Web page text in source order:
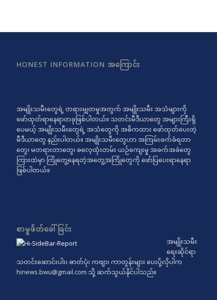
HONEST INFORMATION အကြောင်း
အမျိုးသမီးတွေရဲ့ တရားမျှတမှုအတွက် အမျိုးသမီး အသံများကို
ဖော်ထုတ်ရာနေရာတခုဖြစ်ပါတယ်။ သတင်းမီဒီယာတွေ အများကြီးရှိ
ပေမယ့် အမျိုးသမီးတွေရဲ့ အသံတွေကို အဓိကထား ဖော်ထုတ်ပေးတဲ့
မီဒီယာတွေ နည်းပါတယ်။ အမျိုးသမီးတွေဟာ အကြမ်းဖက်ခံရတာ
တွေ၊ မတရားတာတွေ၊ ဓလေ့ထုံးတမ်း ယဉ်ကျေးမှု အခက်အခဲတွေ
ကြားထဲမှာ ကြုံတွေ့နေရတဲ့အတွေ့အကြုံတွေကို ဖော်ပြပေးရာနေရာ
ဖြစ်ပါတယ်။
စာမူဖိတ်ခေါ်ခြင်း
အမျိုးသမီး
ရေးဆိုင်ရာ
သတင်းဆောင်းပါး၊ ဓာတ်ပုံ၊ ကဗျာ၊ ကာတွန်းများ ပေးပို့လိုပါက
hinews.bwu@gmail.com သို့ ဆက်သွယ်နိုင်ပါသည်။